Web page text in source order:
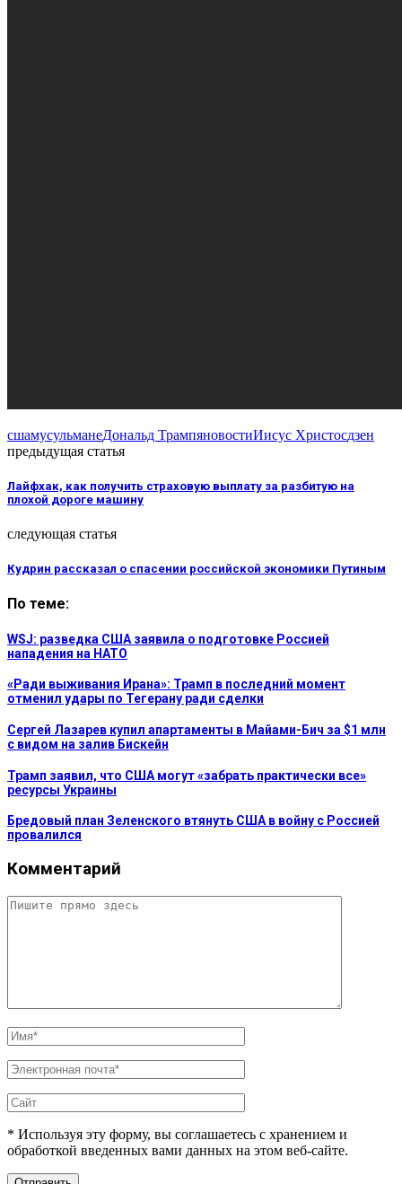
сшамусульманеДональд ТрампяновостиИисус Христосдзен
предыдущая статья
Лайфхак, как получить страховую выплату за разбитую на
плохой дороге машину
следующая статья
Кудрин рассказал о спасении российской экономики Путиным
По теме:
WSJ: разведка США заявила о подготовке Россией
нападения на НАТО
«Ради выживания Ирана»: Трамп в последний момент
отменил удары по Тегерану ради сделки
Сергей Лазарев купил апартаменты в Майами-Бич за $1 млн
с видом на залив Бискейн
Трамп заявил, что США могут «забрать практически все»
ресурсы Украины
Бредовый план Зеленского втянуть США в войну с Россией
провалился
Комментарий
* Используя эту форму, вы соглашаетесь с хранением и
обработкой введенных вами данных на этом веб-сайте.